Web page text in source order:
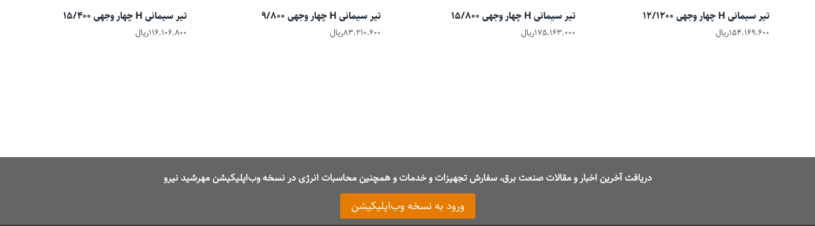
تیر سیمانی H چهار وجهی 12/1200
۱۵۴.۱۶۹.۶۰۰ریال
تیر سیمانی H چهار وجهی 15/800
۱۷۵.۱۶۳.۰۰۰ریال
تیر سیمانی H چهار وجهی 9/800
۸۳.۲۱۰.۶۰۰ریال
تیر سیمانی H چهار وجهی 15/400
۱۱۶.۱۰۶.۸۰۰ریال
دریافت آخرین اخبار و مقالات صنعت برق، سفارش تجهیزات و خدمات و همچنین محاسبات انرژی در نسخه وب‌اپلیکیشن مهرشید نیرو
ورود به نسخه وب‌اپلیکیشن